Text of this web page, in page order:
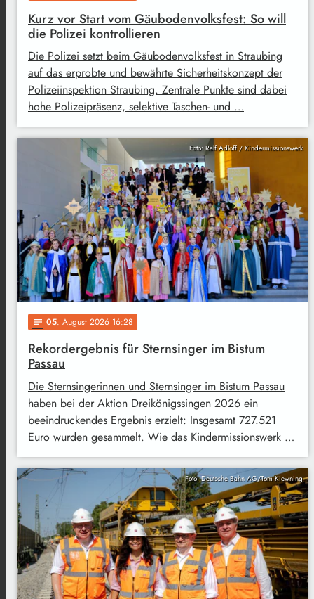
Kurz vor Start vom Gäubodenvolksfest: So will
die Polizei kontrollieren
Die Polizei setzt beim Gäubodenvolksfest in Straubing
auf das erprobte und bewährte Sicherheitskonzept der
Polizeiinspektion Straubing. Zentrale Punkte sind dabei
hohe Polizeipräsenz, selektive Taschen- und …
Foto: Ralf Adloff / Kindermissionswerk
notes 05. August 2026 16:28
Rekordergebnis für Sternsinger im Bistum
Passau
Die Sternsingerinnen und Sternsinger im Bistum Passau
haben bei der Aktion Dreikönigssingen 2026 ein
beeindruckendes Ergebnis erzielt: Insgesamt 727.521
Euro wurden gesammelt. Wie das Kindermissionswerk …
Foto: Deutsche Bahn AG/Tom Kiewning